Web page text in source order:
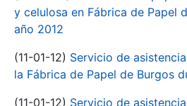
y celulosa en Fábrica de Papel
año 2012
(11-01-12) Servicio de
la Fábrica de Papel de Burgos
(11-01-12) Servicio de